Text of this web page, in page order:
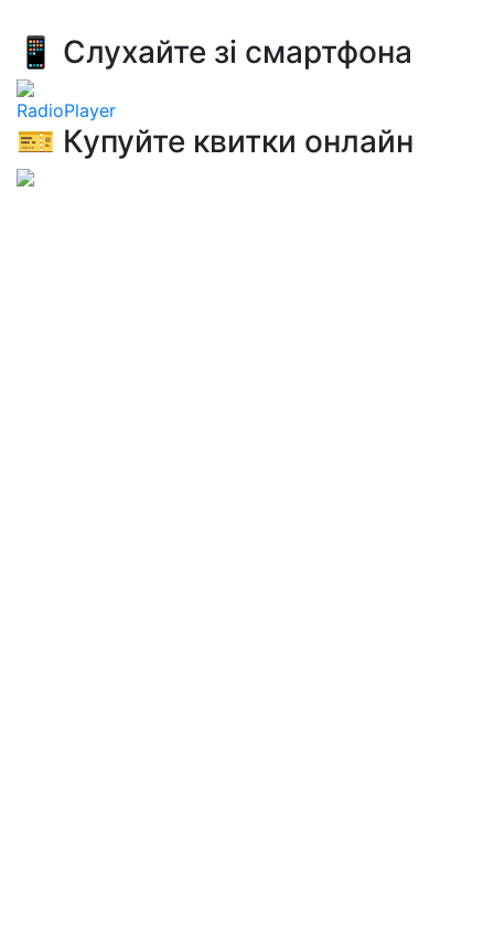
📱 Слухайте зі смартфона
RadioPlayer
🎫 Купуйте квитки онлайн